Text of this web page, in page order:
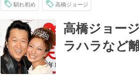
馴れ初め 高橋ジョージ
高橋ジョー
ラハラなど